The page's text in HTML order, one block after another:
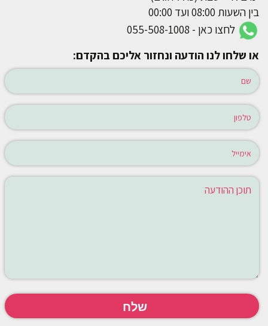
בין השעות 08:00 ועד 00:00
לחצו כאן - 055-508-1008
או שלחו לנו הודעה ונחזור אליכם בהקדם: